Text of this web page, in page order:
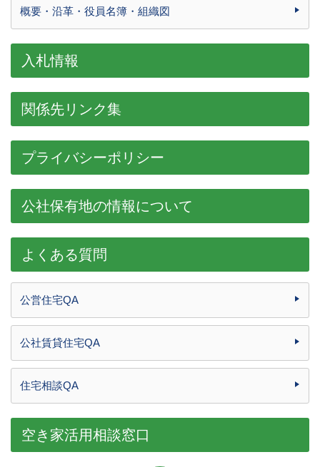
概要・沿革・役員名簿・組織図
入札情報
関係先リンク集
プライバシーポリシー
公社保有地の情報について
よくある質問
公営住宅QA
公社賃貸住宅QA
住宅相談QA
空き家活用相談窓口